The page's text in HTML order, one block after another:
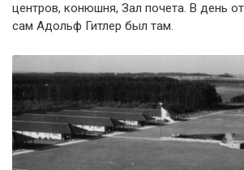
центров, конюшня, Зал почета. В день
сам Адольф Гитлер был там.